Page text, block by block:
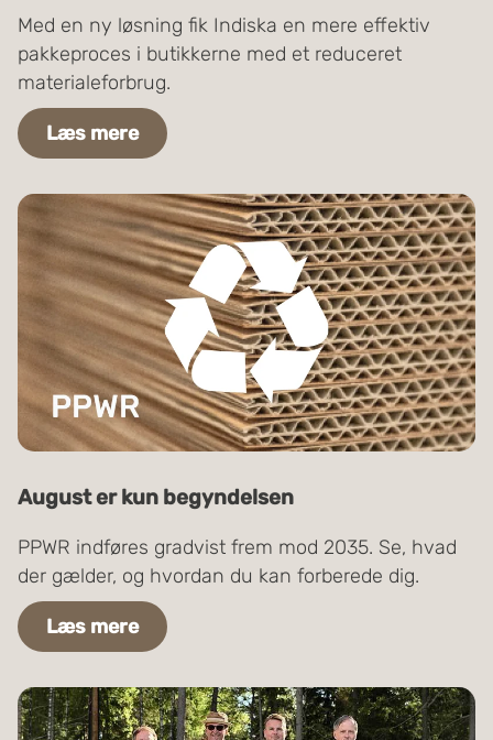
Med en ny løsning fik Indiska en mere effektiv
pakkeproces i butikkerne med et reduceret
materialeforbrug.
Læs mere
August er kun begyndelsen
PPWR indføres gradvist frem mod 2035. Se, hvad
der gælder, og hvordan du kan forberede dig.
Læs mere